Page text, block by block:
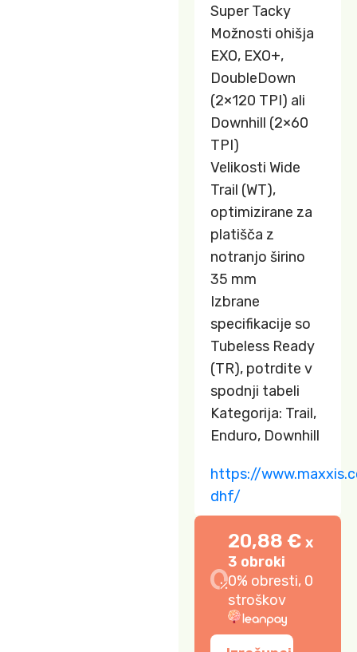
Super Tacky
Možnosti ohišja
EXO, EXO+,
DoubleDown
(2×120 TPI) ali
Downhill (2×60
TPI)
Velikosti Wide
Trail (WT),
optimizirane za
platišča z
notranjo širino
35 mm
Izbrane
specifikacije so
Tubeless Ready
(TR), potrdite v
spodnji tabeli
Kategorija: Trail,
Enduro, Downhill
https://
dhf/
20,88 € x
3 obroki
0% obresti, 0
stroškov